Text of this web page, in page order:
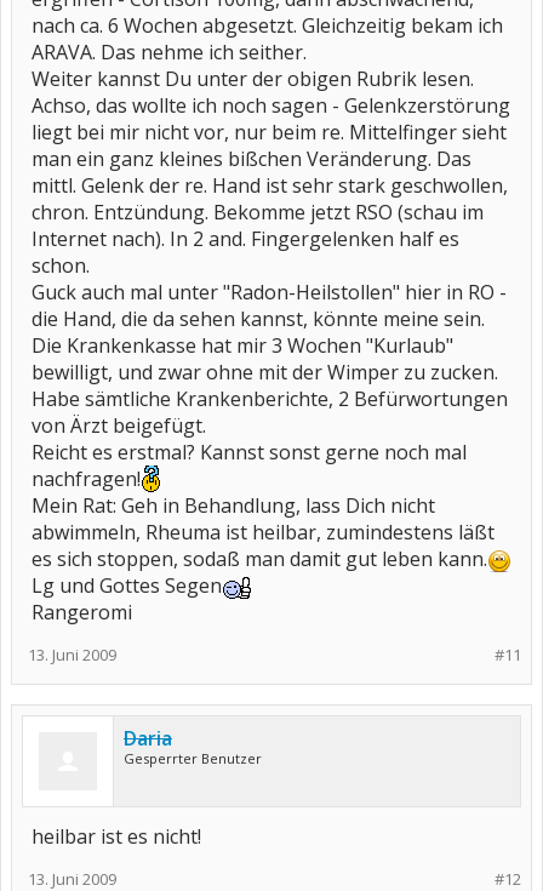
nach ca. 6 Wochen abgesetzt. Gleichzeitig bekam ich
ARAVA. Das nehme ich seither.
Weiter kannst Du unter der obigen Rubrik lesen.
Achso, das wollte ich noch sagen - Gelenkzerstörung
liegt bei mir nicht vor, nur beim re. Mittelfinger sieht
man ein ganz kleines bißchen Veränderung. Das
mittl. Gelenk der re. Hand ist sehr stark geschwollen,
chron. Entzündung. Bekomme jetzt RSO (schau im
Internet nach). In 2 and. Fingergelenken half es
schon.
Guck auch mal unter "Radon-Heilstollen" hier in RO -
die Hand, die da sehen kannst, könnte meine sein.
Die Krankenkasse hat mir 3 Wochen "Kurlaub"
bewilligt, und zwar ohne mit der Wimper zu zucken.
Habe sämtliche Krankenberichte, 2 Befürwortungen
von Ärzt beigefügt.
Reicht es erstmal? Kannst sonst gerne noch mal
nachfragen!
Mein Rat: Geh in Behandlung, lass Dich nicht
abwimmeln, Rheuma ist heilbar, zumindestens läßt
es sich stoppen, sodaß man damit gut leben kann.
Lg und Gottes Segen
Rangeromi
#11
13. Juni 2009
Daria
Gesperrter Benutzer
heilbar ist es nicht!
#12
13. Juni 2009